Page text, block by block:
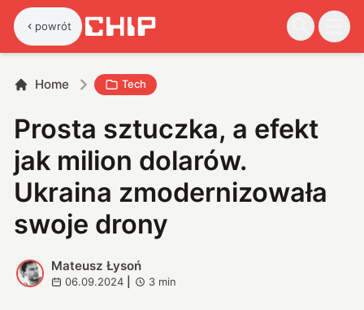
powrót
Home Tech
Prosta sztuczka, a efekt
jak milion dolarów.
Ukraina zmodernizowała
swoje drony
M
Mateusz Łysoń
06.09.2024 3 min